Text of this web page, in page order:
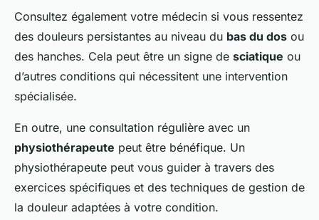
Consultez également votre médecin si vous ressentez
des douleurs persistantes au niveau du bas du dos ou
des hanches. Cela peut être un signe de sciatique ou
d’autres conditions qui nécessitent une intervention
spécialisée.
En outre, une consultation régulière avec un
physiothérapeute peut être bénéfique. Un
physiothérapeute peut vous guider à travers des
exercices spécifiques et des techniques de gestion de
la douleur adaptées à votre condition.